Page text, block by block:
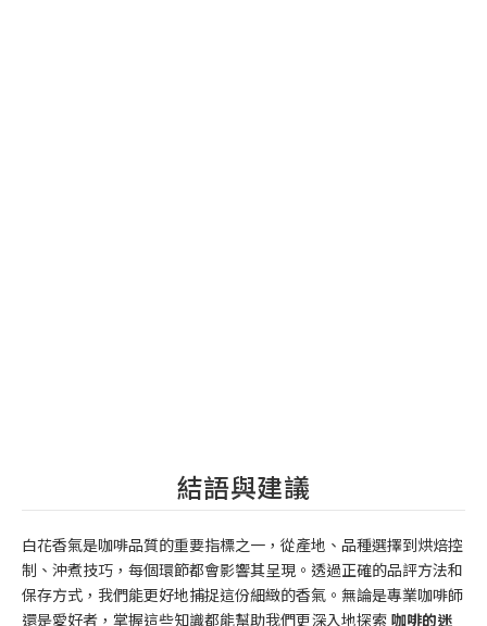
結語與建議
白花香氣是咖啡品質的重要指標之一，從產地、品種選擇到烘焙控
制、沖煮技巧，每個環節都會影響其呈現。透過正確的品評方法和
保存方式，我們能更好地捕捉這份細緻的香氣。無論是專業咖啡師
還是愛好者，掌握這些知識都能幫助我們更深入地探索 咖啡的迷